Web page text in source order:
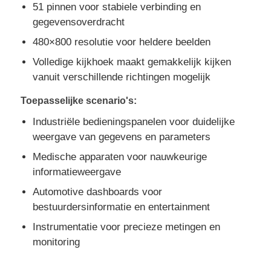
Fabriekstour
Nieuws
Gevallen
51 pinnen voor stabiele verbinding en
gegevensoverdracht
480×800 resolutie voor heldere beelden
Volledige kijkhoek maakt gemakkelijk kijken
vanuit verschillende richtingen mogelijk
Toepasselijke scenario's:
Industriële bedieningspanelen voor duidelijke
weergave van gegevens en parameters
Medische apparaten voor nauwkeurige
informatieweergave
Automotive dashboards voor
bestuurdersinformatie en entertainment
Instrumentatie voor precieze metingen en
monitoring